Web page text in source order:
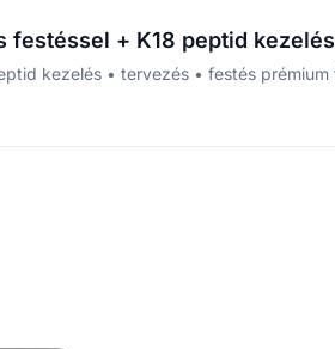
festéssel + K18 peptid kezelés